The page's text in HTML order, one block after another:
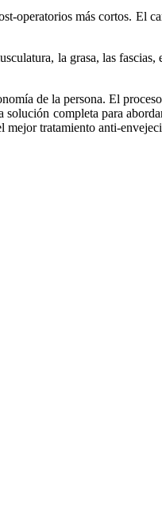
operatorios más cortos. El
la grasa, las fascias,
de la persona. El
solución completa para
mejor tratamiento anti-